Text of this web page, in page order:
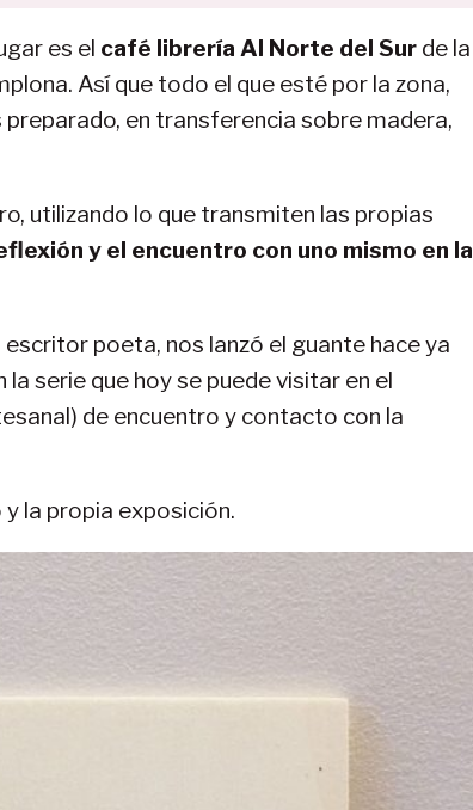
es el café librería Al Norte del Sur de la
Así que todo el que esté por la zona,
en transferencia sobre madera,
utilizando lo que transmiten las propias
y el encuentro con uno mismo en la
escritor poeta, nos lanzó el guante hace ya
serie que hoy se puede visitar en el
de encuentro y contacto con la
la propia exposición.